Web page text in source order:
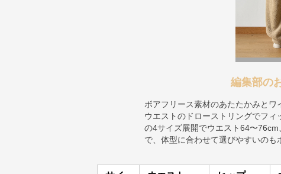
編集部の
ボアフリース素材のあたたかみとワ
ウエストのドローストリングでフィ
の4サイズ展開でウエスト64〜
で、体型に合わせて選びやすいのも